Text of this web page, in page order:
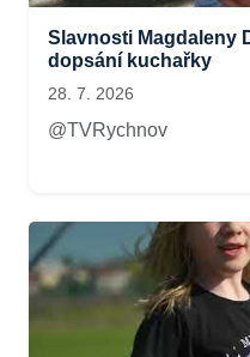
Slavnosti Magdaleny
dopsání kuchařky
28. 7. 2026
@TVRychnov